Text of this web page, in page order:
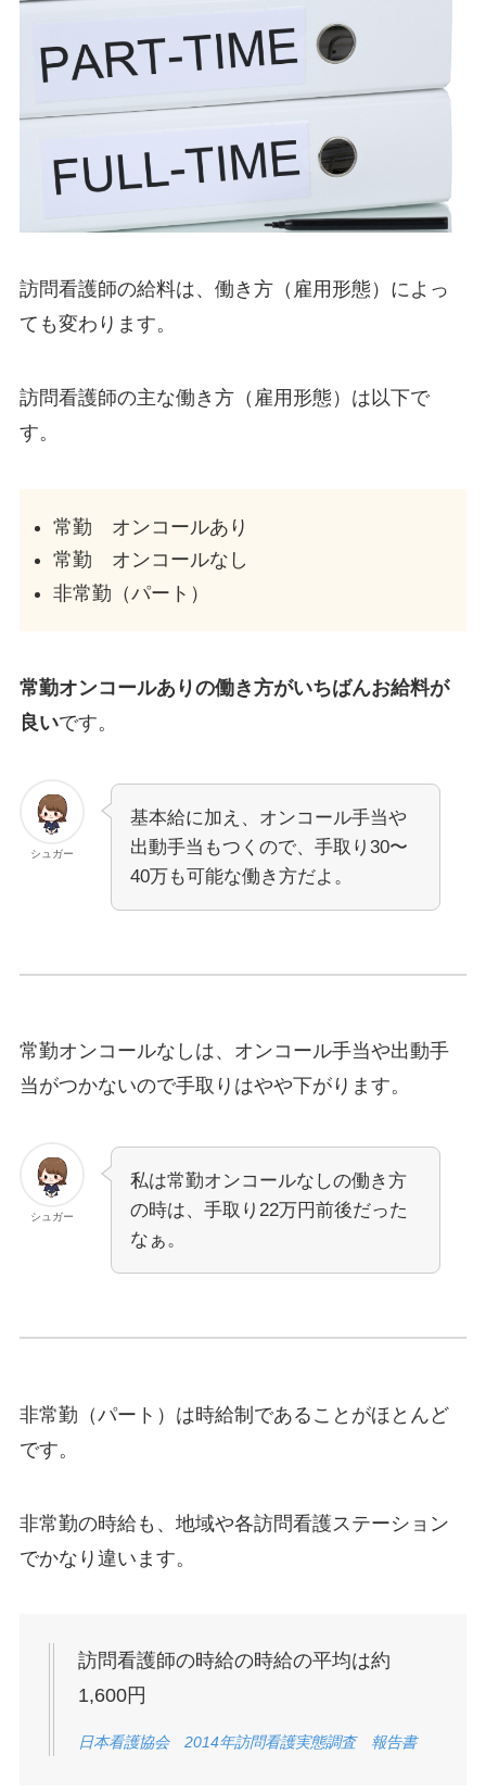
訪問看護師の給料は、働き方（雇用形態）によっ
ても変わります。
訪問看護師の主な働き方（雇用形態）は以下で
す。
常勤 オンコールあり
常勤 オンコールなし
非常勤（パート）
常勤オンコールありの働き方がいちばんお給料が
良いです。
シュガー
基本給に加え、オンコール手当や
出動手当もつくので、手取り30〜
40万も可能な働き方だよ。
常勤オンコールなしは、オンコール手当や出動手
当がつかないので手取りはやや下がります。
シュガー
私は常勤オンコールなしの働き方
の時は、手取り22万円前後だった
なぁ。
非常勤（パート）は時給制であることがほとんど
です。
非常勤の時給も、地域や各訪問看護ステーション
でかなり違います。
訪問看護師の時給の時給の平均は約
1,600円
日本看護協会 2014年訪問看護実態調査 報告書